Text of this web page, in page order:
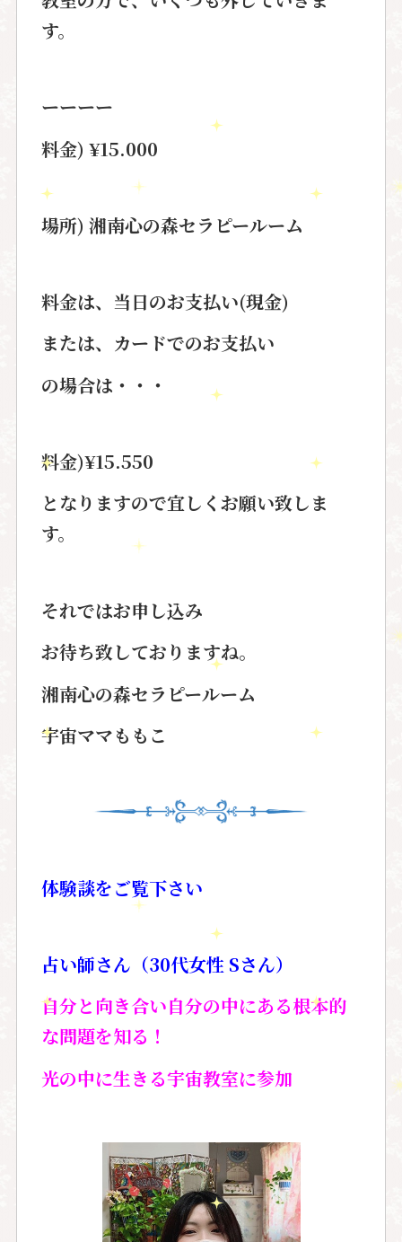
す。
ーーーー
料金) ¥15.000
場所) 湘南心の森セラピールーム
料金は、当日のお支払い(現金)
または、カードでのお支払い
の場合は・・・
料金)¥15.550
となりますので宜しくお願い致しま
す。
それではお申し込み
お待ち致しておりますね。
湘南心の森セラピールーム
宇宙ママももこ
体験談をご覧下さい
占い師さん（30代女性 Sさん）
自分と向き合い自分の中にある根本的
な問題を知る！
光の中に生きる宇宙教室に参加